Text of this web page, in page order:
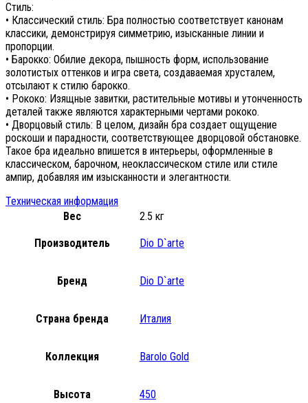
Стиль:
• Классический стиль: Бра полностью соответствует канонам
классики, демонстрируя симметрию, изысканные линии и
пропорции.
• Барокко: Обилие декора, пышность форм, использование
золотистых оттенков и игра света, создаваемая хрусталем,
отсылают к стилю барокко.
• Рококо: Изящные завитки, растительные мотивы и утонченность
деталей также являются характерными чертами рококо.
• Дворцовый стиль: В целом, дизайн бра создает ощущение
роскоши и парадности, соответствующее дворцовой обстановке.
Такое бра идеально впишется в интерьеры, оформленные в
классическом, барочном, неоклассическом стиле или стиле
ампир, добавляя им изысканности и элегантности.
Техническая информация
Вес
2.5 кг
Производитель Dio D`arte
Бренд Dio D`arte
Страна бренда Италия
Коллекция Barolo Gold
Высота 450